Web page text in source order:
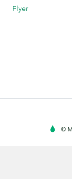
Flyer
©